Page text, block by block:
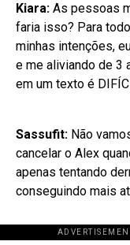
Kiara: As pessoas
faria isso? Para
minhas intenções,
e me aliviando de 3
em um texto é
Sassufit: Não
cancelar o Alex
apenas tentando
conseguindo mais